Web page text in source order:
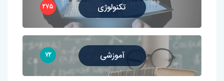
تکنولوژی ۲۷۵
آموزشی ۷۲